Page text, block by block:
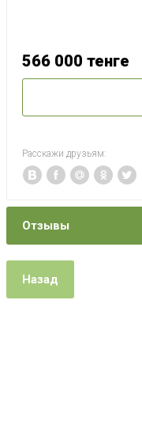
566 000 тенге
Расскажи друзьям:
Отзывы
Назад